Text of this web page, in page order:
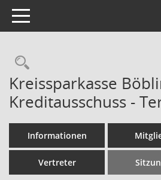
Toggle navigation
Rechercheauswahl
Kreissparkasse
Kreditausschuss -
Informationen
Vertreter